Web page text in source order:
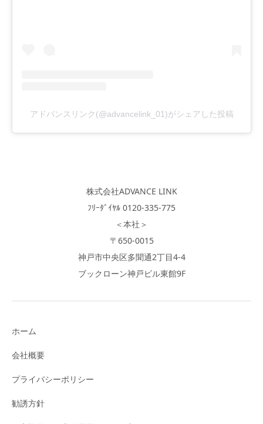
アドバンスリンク(@advancelink_01)がシェアした投稿
株式会社ADVANCE LINK
ﾌﾘｰﾀﾞｲﾔﾙ 0120-335-775
＜本社＞
〒650-0015
神戸市中央区多聞通2丁目4-4
ブックローン神戸ビル東館9F
ホーム
会社概要
プライバシーポリシー
勧誘方針